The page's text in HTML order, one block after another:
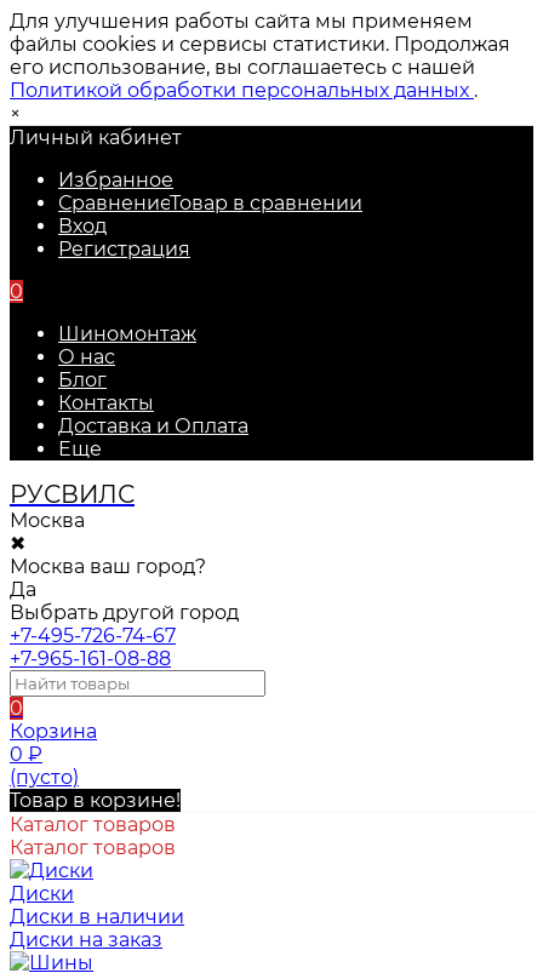
Для улучшения работы сайта мы применяем
файлы cookies и сервисы статистики. Продолжая
его использование, вы соглашаетесь с нашей
Политикой обработки персональных данных .
×
Личный кабинет
Избранное
СравнениеТовар в сравнении
Вход
Регистрация
0
Шиномонтаж
О нас
Блог
Контакты
Доставка и Оплата
Еще
РУСВИЛС
Москва
✖
Москва ваш город?
Да
Выбрать другой город
+7-495-726-74-67
+7-965-161-08-88
0
Корзина
0 ₽
(пусто)
Товар в корзине!
Каталог товаров
Каталог товаров
Диски
Диски в наличии
Диски на заказ